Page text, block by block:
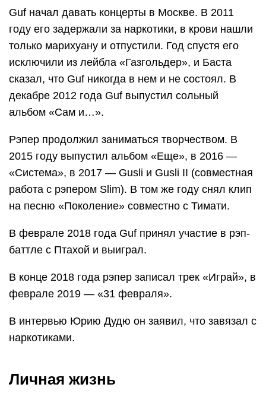
Guf начал давать концерты в Москве. В 2011
году его задержали за наркотики, в крови нашли
только марихуану и отпустили. Год спустя его
исключили из лейбла «Газгольдер», и Баста
сказал, что Guf никогда в нем и не состоял. В
декабре 2012 года Guf выпустил сольный
альбом «Сам и…».
Рэпер продолжил заниматься творчеством. В
2015 году выпустил альбом «Еще», в 2016 —
«Система», в 2017 — Gusli и Gusli II (совместная
работа с рэпером Slim). В том же году снял клип
на песню «Поколение» совместно с Тимати.
В феврале 2018 года Guf принял участие в рэп-
баттле с Птахой и выиграл.
В конце 2018 года рэпер записал трек «Играй», в
феврале 2019 — «31 февраля».
В интервью Юрию Дудю он заявил, что завязал с
наркотиками.
Личная жизнь